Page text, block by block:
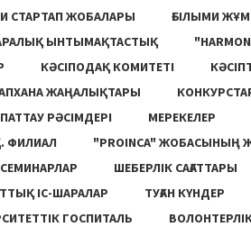
СТАРТАП ЖОБАЛАРЫ
ҒЫЛЫМИ
ЫНТЫМАҚТАСТЫҚ
КӘСІПОДАҚ КОМИТЕТІ
ЖАҢАЛЫҚТАРЫ
РӘСІМДЕРІ
МЕРЕКЕЛЕР
ФИЛИАЛ
"PROINCA" ЖОБАСЫНЫҢ
СЕМИНАРЛАР
ШЕБЕРЛІК САҒАТТАРЫ
ІС-ШАРАЛАР
ТУҒАН КҮНДЕР
ГОСПИТАЛЬ